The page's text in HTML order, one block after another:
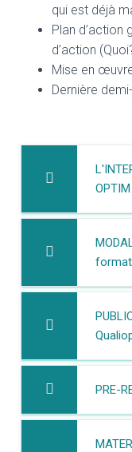
qui est déjà
Plan d’action
d’action
Mise en
Dernière
PRE-